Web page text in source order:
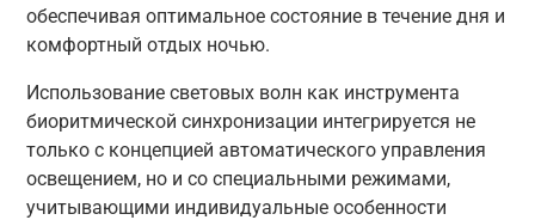
обеспечивая оптимальное состояние в течение дня и
комфортный отдых ночью.
Использование световых волн как инструмента
биоритмической синхронизации интегрируется не
только с концепцией автоматического управления
освещением, но и со специальными режимами,
учитывающими индивидуальные особенности